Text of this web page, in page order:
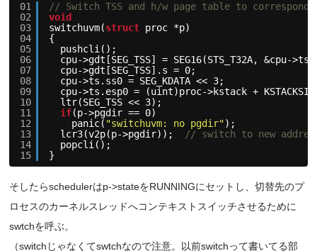
01
02
03
04
05
06
07
08
09
10
11
12
13
14
15
// Switch TSS and h/w page table to correspond
void
switchuvm(struct proc *p)
{
pushcli();
cpu->gdt[SEG_TSS] = SEG16(STS_T32A, &cpu-
cpu->gdt[SEG_TSS].s = 0;
cpu->ts.ss0 = SEG_KDATA << 3;
cpu->ts.esp0 = (uint)proc->kstack +
ltr(SEG_TSS << 3);
if(p->pgdir == 0)
panic( "switchuvm: no pgdir");
lcr3(v2p(p->pgdir));
// switch to new
popcli();
}
そしたらschedulerはp->stateをRUNNINGにセットし、切替先のプ
ロセスのカーネルスレッドへコンテキストスイッチさせるために
swtchを呼ぶ。
（switchじゃなくてswtchなので注意。以前switchって書いてる部